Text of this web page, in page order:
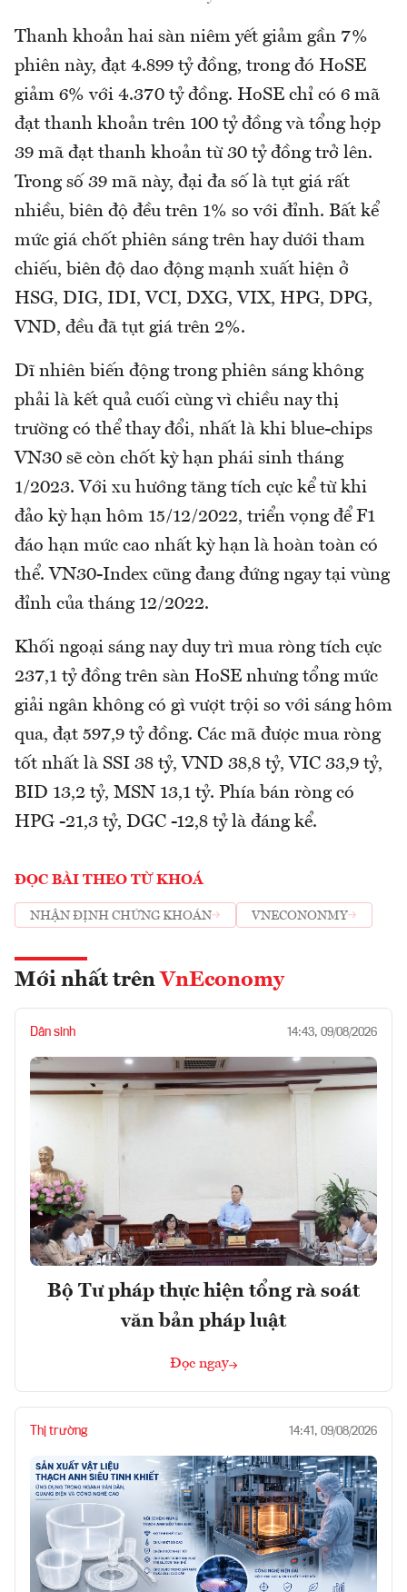
Thanh khoản hai sàn niêm yết giảm gần 7%
phiên này, đạt 4.899 tỷ đồng, trong đó HoSE
giảm 6% với 4.370 tỷ đồng. HoSE chỉ có 6 mã
đạt thanh khoản trên 100 tỷ đồng và tổng hợp
39 mã đạt thanh khoản từ 30 tỷ đồng trở lên.
Trong số 39 mã này, đại đa số là tụt giá rất
nhiều, biên độ đều trên 1% so với đỉnh. Bất kể
mức giá chốt phiên sáng trên hay dưới tham
chiếu, biên độ dao động mạnh xuất hiện ở
HSG, DIG, IDI, VCI, DXG, VIX, HPG, DPG,
VND, đều đã tụt giá trên 2%.
Dĩ nhiên biến động trong phiên sáng không
phải là kết quả cuối cùng vì chiều nay thị
trường có thể thay đổi, nhất là khi blue-chips
VN30 sẽ còn chốt kỳ hạn phái sinh tháng
1/2023. Với xu hướng tăng tích cực kể từ khi
đảo kỳ hạn hôm 15/12/2022, triển vọng để F1
đáo hạn mức cao nhất kỳ hạn là hoàn toàn có
thể. VN30-Index cũng đang đứng ngay tại vùng
đỉnh của tháng 12/2022.
Khối ngoại sáng nay duy trì mua ròng tích cực
237,1 tỷ đồng trên sàn HoSE nhưng tổng mức
giải ngân không có gì vượt trội so với sáng hôm
qua, đạt 597,9 tỷ đồng. Các mã được mua ròng
tốt nhất là SSI 38 tỷ, VND 38,8 tỷ, VIC 33,9 tỷ,
BID 13,2 tỷ, MSN 13,1 tỷ. Phía bán ròng có
HPG -21,3 tỷ, DGC -12,8 tỷ là đáng kể.
ĐỌC BÀI THEO TỪ KHOÁ
NHẬN ĐỊNH CHỨNG KHOÁN VNECONONMY
Mới nhất trên VnEconomy
Dân sinh 14:43, 09/08/2026
Bộ Tư pháp thực hiện tổng rà soát
văn bản pháp luật
Đọc ngay
Thị trường 14:41, 09/08/2026